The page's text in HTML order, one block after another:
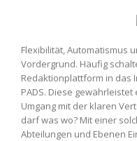
Flexibilität, Automatismus
Vordergrund. Häufig
Redaktionplattform in das
PADS. Diese
Umgang mit der klaren
darf was wo? Mit einer
Abteilungen und Ebenen